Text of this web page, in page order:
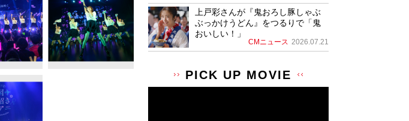
上戸彩さんが『鬼おろし豚しゃぶ
ぶっかけうどん』をつるりで「鬼
おいしい！」
CMニュース 2026.07.21
PICK UP MOVIE